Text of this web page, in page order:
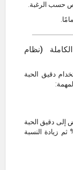
حسب الرغبة.
(نظام
دقيق الحبة
إلى دقيق الحبة
بنسبة 100%، وإنما البدء بنسبة 50% ثم زيادة النسبة